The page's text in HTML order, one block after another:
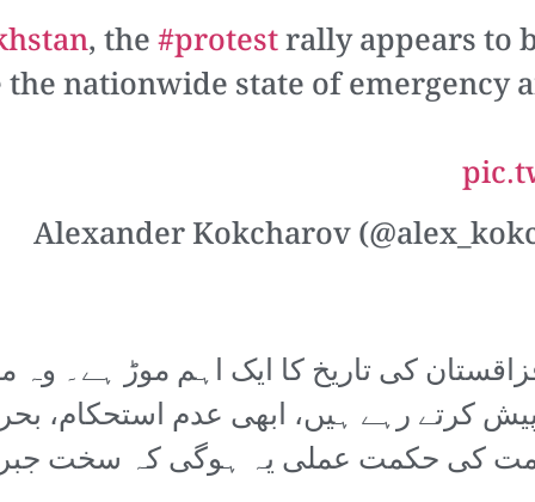
, the#protestrally appears to
nationwide state of emergency
کی تاریخ کا ایک اہم موڑ ہے۔
کرتے رہے ہیں، ابھی عدم استحکام،
کی حکمت عملی یہ ہوگی کہ سخت جبر